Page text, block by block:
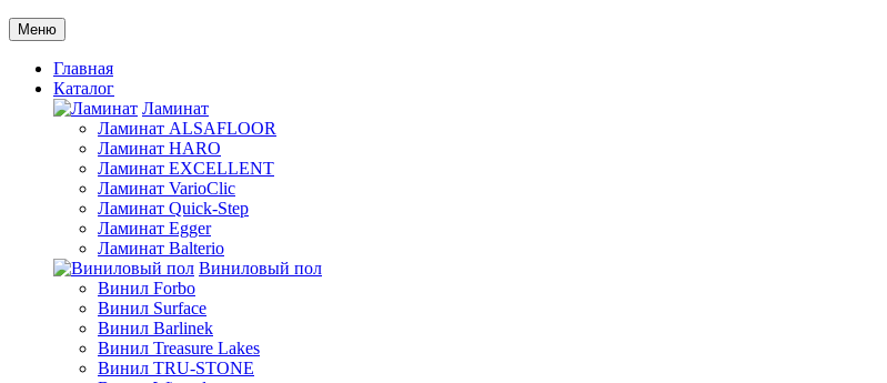
Меню
Главная
Каталог
Ламинат
Ламинат ALSAFLOOR
Ламинат HARO
Ламинат EXCELLENT
Ламинат VarioClic
Ламинат Quick-Step
Ламинат Egger
Ламинат Balterio
Виниловый пол
Винил Forbo
Винил Surface
Винил Barlinek
Винил Treasure Lakes
Винил TRU-STONE